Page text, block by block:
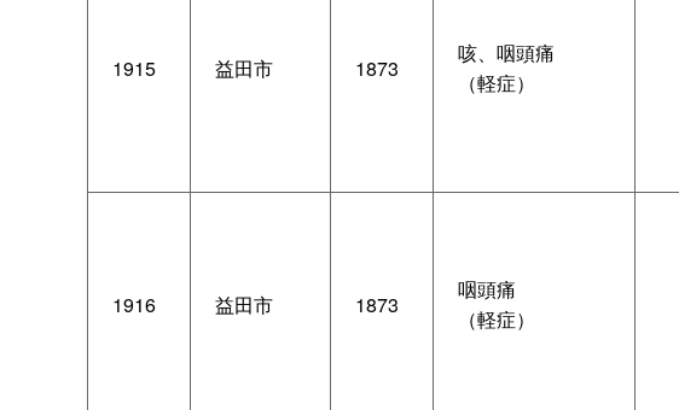
1915 益田市 1873
咳、咽頭痛
（軽症）
1916 益田市 1873
咽頭痛
（軽症）